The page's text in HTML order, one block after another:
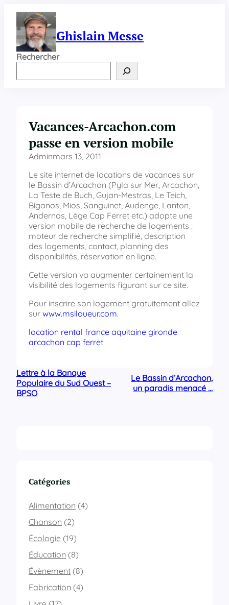
contenu
Ghislain Messe
Rechercher
Vacances-Arcachon.com
passe en version mobile
Adminmars 13, 2011
Le site internet de locations de vacances sur
le Bassin d’Arcachon (Pyla sur Mer, Arcachon,
La Teste de Buch, Gujan-Mestras, Le Teich,
Biganos, Mios, Sanguinet, Audenge, Lanton,
Andernos, Lège Cap Ferret etc.) adopte une
version mobile de recherche de logements :
moteur de recherche simplifié, description
des logements, contact, planning des
disponibilités, réservation en ligne.
Cette version va augmenter certainement la
visibilité des logements figurant sur ce site.
Pour inscrire son logement gratuitement allez
sur www.msiloueur.com.
location rental france aquitaine gironde
arcachon cap ferret
Lettre à la Banque
Populaire du Sud Ouest –
BPSO
Le Bassin d’Arcachon,
un paradis menacé …
Catégories
Alimentation (4)
Chanson (2)
Écologie (19)
Éducation (8)
Évènement (8)
Fabrication (4)